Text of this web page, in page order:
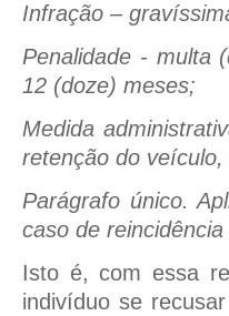
Infração –
Penalidade - multa
12 (doze) meses;
Medida
retenção do
Parágrafo único.
caso de
Isto é, com essa
indivíduo se